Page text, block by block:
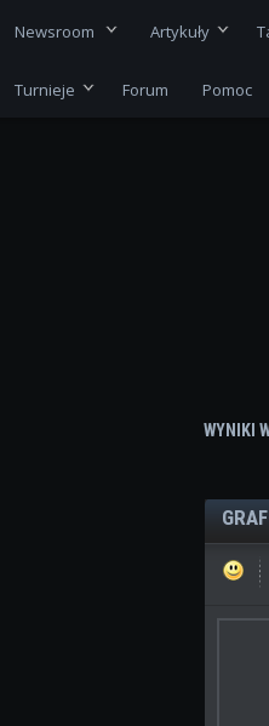
Newsroom Artykuły
Turnieje Forum Pomoc
WYNIKI